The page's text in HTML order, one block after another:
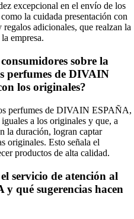
excepcional en el envío de los
la cuidada presentación con
adicionales, que realzan la
empresa.
sobre la
perfumes de DIVAIN
los originales?
perfumes de DIVAIN ESPAÑA,
a los originales y que, a
la duración, logran captar
originales. Esto señala el
productos de alta calidad.
servicio de atención al
qué sugerencias hacen